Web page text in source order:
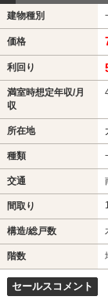
建物種別
価格
利回り
満室時想定年収/月
収
所在地
種類
交通
間取り
構造/総戸数
階数
セールスコメント